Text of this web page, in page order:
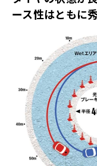
ース性はともに